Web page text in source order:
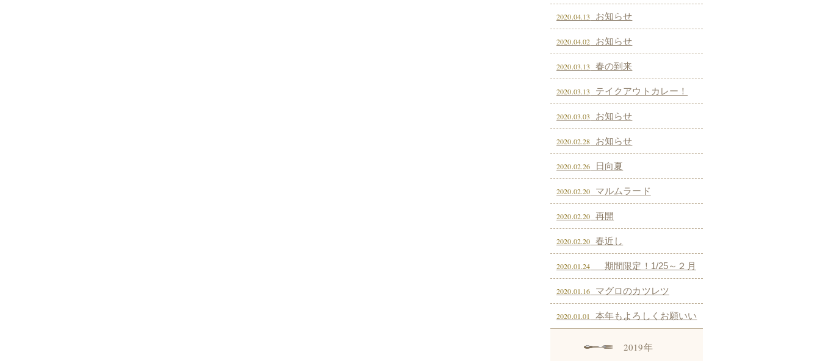
リックライス
2020.04.13 お知らせ
2020.04.02 お知らせ
2020.03.13 春の到来
2020.03.13 テイクアウトカレー！
2020.03.03 お知らせ
2020.02.28 お知らせ
2020.02.26 日向夏
2020.02.20 マルムラード
2020.02.20 再開
2020.02.20 春近し
2020.01.24 期間限定！1/25～２月
上旬まで！ ジビエ 仔イノシシ入
荷しました！
2020.01.16 マグロのカツレツ
2020.01.01 本年もよろしくお願いい
2019年